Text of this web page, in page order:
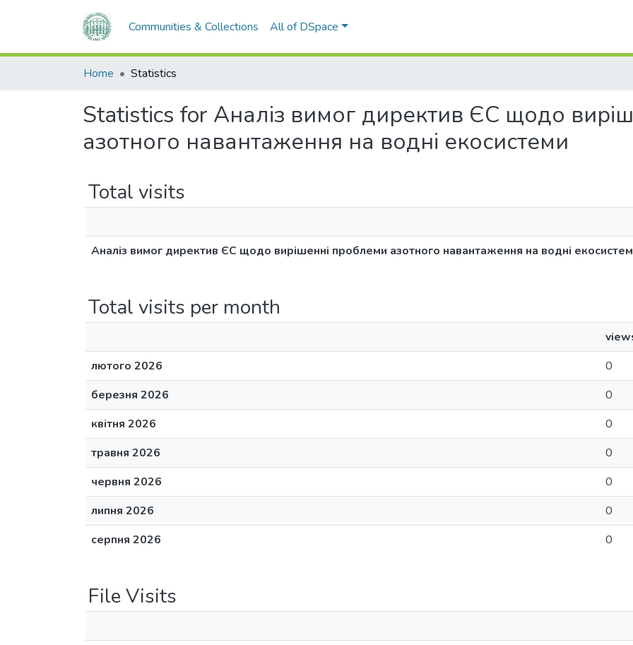
Communities & Collections All of DSpace
Home Statistics
Statistics for Аналіз вимог директив ЄС щодо
азотного навантаження на водні екосистеми
Total visits
Аналіз вимог директив ЄС щодо вирішенні проблеми азотного навантаження на водні
Total visits per month
лютого 2026
0
березня 2026
0
квітня 2026
0
травня 2026
0
червня 2026
0
липня 2026
0
серпня 2026
0
File Visits